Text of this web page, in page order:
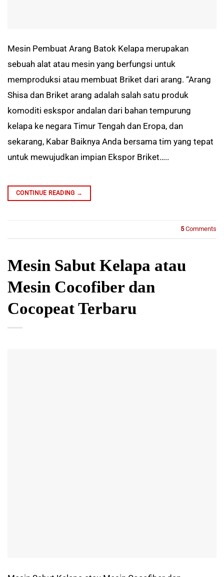
Mesin Pembuat Arang Batok Kelapa merupakan
sebuah alat atau mesin yang berfungsi untuk
memproduksi atau membuat Briket dari arang. “Arang
Shisa dan Briket arang adalah salah satu produk
komoditi eskspor andalan dari bahan tempurung
kelapa ke negara Timur Tengah dan Eropa, dan
sekarang, Kabar Baiknya Anda bersama tim yang tepat
untuk mewujudkan impian Ekspor Briket…..
CONTINUE READING →
5Comments
Mesin Sabut Kelapa atau
Mesin Cocofiber dan
Cocopeat Terbaru